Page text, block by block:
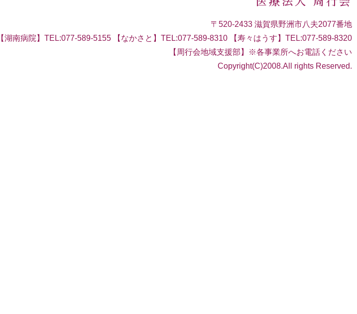
〒520-2433 滋賀県野洲市八夫2077番地
【湖南病院】TEL:077-589-5155 【なかさと】TEL:077-589-8310 【寿々はうす】TEL:077-589-8320
【周行会地域支援部】※各事業所へお電話ください
Copyright(C)2008.All rights Reserved.